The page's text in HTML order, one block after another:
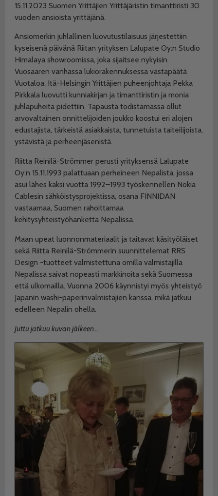
15.11.2023 Suomen Yrittäjien Yrittäjäristin timanttiristi 30
vuoden ansioista yrittäjänä.
Ansiomerkin juhlallinen luovutustilaisuus järjestettiin
kyseisenä päivänä Riitan yrityksen Lalupate Oy:n Studio
Himalaya showroomissa, joka sijaitsee nykyisin
Vuosaaren vanhassa lukiorakennuksessa vastapäätä
Vuotaloa. Itä-Helsingin Yrittäjien puheenjohtaja Pekka
Pirkkala luovutti kunniakirjan ja timanttiristin ja monia
juhlapuheita pidettiin. Tapausta todistamassa ollut
arvovaltainen onnittelijoiden joukko koostui eri alojen
edustajista, tärkeistä asiakkaista, tunnetuista taiteilijoista,
ystävistä ja perheenjäsenistä.
Riitta Reinilä-Strömmer perusti yrityksensä Lalupate
Oy:n 15.11.1993 palattuaan perheineen Nepalista, jossa
asui lähes kaksi vuotta 1992–1993 työskennellen Nokia
Cablesin sähköistysprojektissa, osana FINNIDAN
vastaamaa, Suomen rahoittamaa
kehitysyhteistyöhanketta Nepalissa.
Maan upeat luonnonmateriaalit ja taitavat käsityöläiset
sekä Riitta Reinilä-Strömmerin suunnittelemat RRS
Design -tuotteet valmistettuna omilla valmistajilla
Nepalissa saivat nopeasti markkinoita sekä Suomessa
että ulkomailla. Vuonna 2006 käynnistyi myös yhteistyö
Japanin washi-paperinvalmistajien kanssa, mikä jatkuu
edelleen Nepalin ohella.
Juttu jatkuu kuvan jälkeen…